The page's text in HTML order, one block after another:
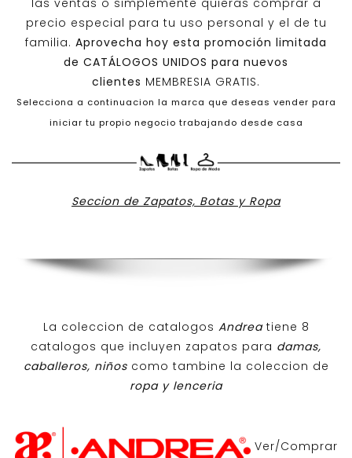
precio especial para tu uso personal y el de tu
familia. Aprovecha hoy esta promoción limitada
de CATÁLOGOS UNIDOS para nuevos
clientes MEMBRESIA GRATIS.
Selecciona a continuacion la marca que deseas vender para
iniciar tu propio negocio trabajando desde casa
Seccion de Zapatos, Botas y Ropa
La coleccion de catalogos Andreatiene 8
catalogos que incluyen zapatos para damas,
caballeros, niños como tambine la coleccion de
ropa y lenceria
Ver/Comprar